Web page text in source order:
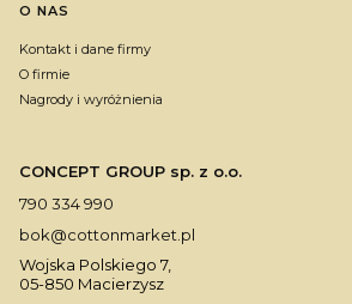
O NAS
Kontakt i dane firmy
O firmie
Nagrody i wyróżnienia
CONCEPT GROUP sp. z o.o.
790 334 990
bok@cottonmarket.pl
Wojska Polskiego 7,
05-850 Macierzysz